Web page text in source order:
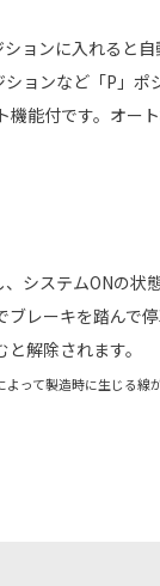
ョンに入れると
ョンなど「P」ポ
機能付です。オー
、システムONの状
ブレーキを踏んで
解除されます。
って製造時に生じる線